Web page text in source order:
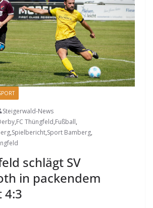
Steigerwald-News
,FC Thüngfeld,Fußball,
,Spielbericht,Sport Bamberg,
schlägt SV
in packendem
4:3